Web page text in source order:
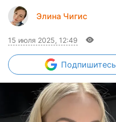
Элина Чигис
15 июля 2025, 12:49
Подпишитесь